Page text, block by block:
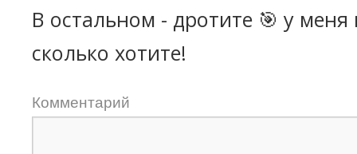
В остальном - дротите 🎯 у
сколько хотите!
Комментарий